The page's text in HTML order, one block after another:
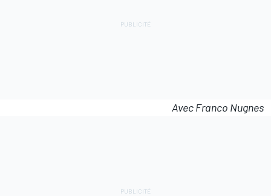
Avec Franco Nugnes